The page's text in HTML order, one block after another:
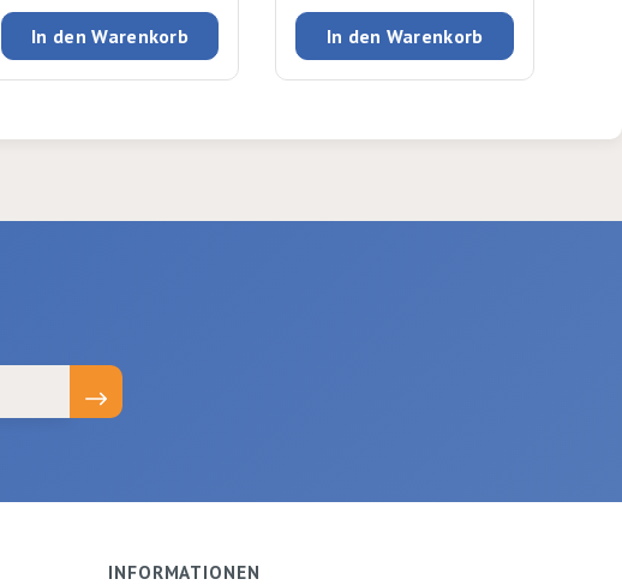
Bodenöffnung Ø 3cm
Höhe: 14,5cm, Ø 9,5cm
In den Warenkorb In den Warenkorb
INFORMATIONEN